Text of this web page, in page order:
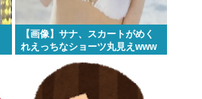
【画像】サナ、スカートがめく
れえっちなショーツ丸見えwww